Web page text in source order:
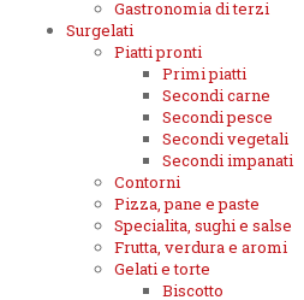
Gastronomia di terzi
Surgelati
Piatti pronti
Primi piatti
Secondi carne
Secondi pesce
Secondi vegetali
Secondi impanati
Contorni
Pizza, pane e paste
Specialita, sughi e salse
Frutta, verdura e aromi
Gelati e torte
Biscotto